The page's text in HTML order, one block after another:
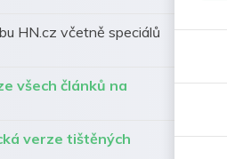
HN.cz včetně speciálů
všech článků na
verze tištěných